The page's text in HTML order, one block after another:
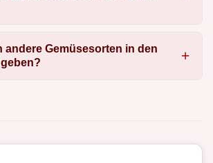
andere Gemüsesorten in den